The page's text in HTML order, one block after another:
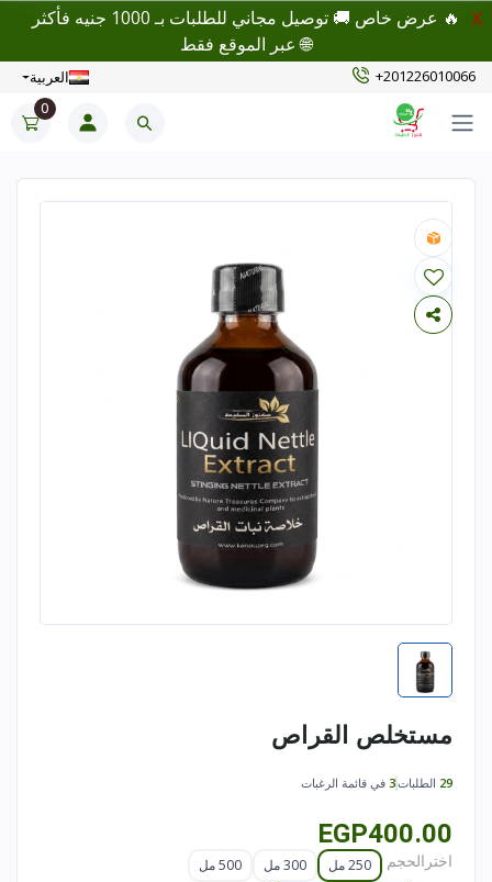
🔥 عرض خاص 🚚 توصيل مجاني للطلبات بـ 1000 جنيه فأكثر
🌐 عبر الموقع فقط
X
+201226010066 العربية
0
مستخلص القراص
29 الطلبات3 في قائمة الرغبات
EGP400.00
اخترالحجم 250 مل 300 مل 500 مل